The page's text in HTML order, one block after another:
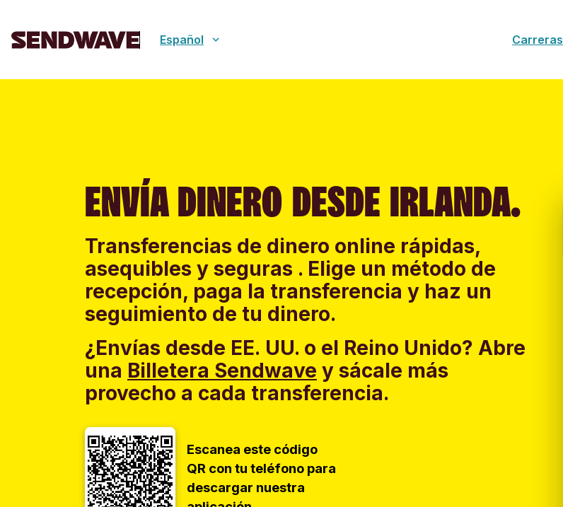
Español Carreras
ENVÍA DINERO DESDE IRLANDA.
Transferencias de dinero online rápidas,
asequibles y seguras . Elige un método de
recepción, paga la transferencia y haz un
seguimiento de tu dinero.
¿Envías desde EE. UU. o el Reino Unido? Abre
una Billetera Sendwave y sácale más
provecho a cada transferencia.
Escanea este código
QR con tu teléfono para
descargar nuestra